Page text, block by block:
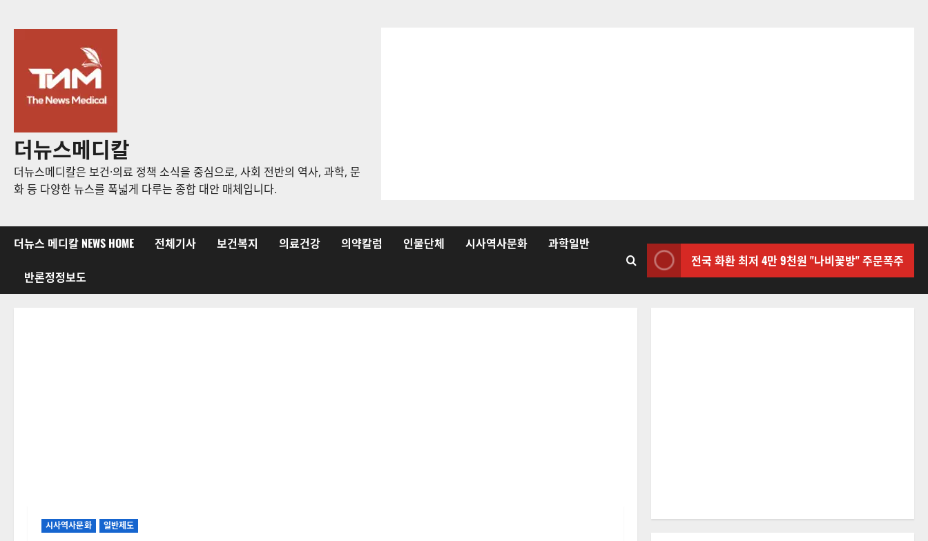
더뉴스메디칼
더뉴스메디칼은 보건·의료 정책 소식을 중심으로, 사회 전반의 역사, 과학, 문
화 등 다양한 뉴스를 폭넓게 다루는 종합 대안 매체입니다.
더뉴스 메디칼 NEWS HOME 전체기사 보건복지 의료건강 의약칼럼 인물단체 시사역사문화 과학일반
반론정정보도
전국 화환 최저 4만 9천원 "나비꽃방" 주문폭주
시사역사문화 일반제도